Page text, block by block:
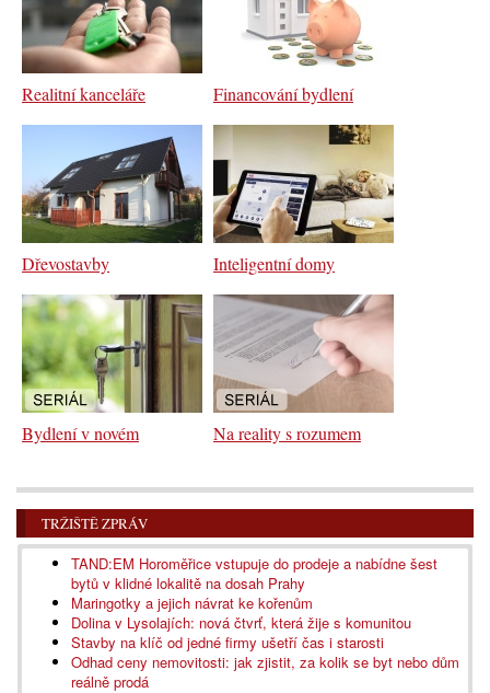
Realitní kanceláře Financování bydlení
Dřevostavby Inteligentní domy
Bydlení v novém Na reality s rozumem
TRŽIŠTĚ ZPRÁV
TAND:EM Horoměřice vstupuje do prodeje a nabídne šest
bytů v klidné lokalitě na dosah Prahy
Maringotky a jejich návrat ke kořenům
Dolina v Lysolajích: nová čtvrť, která žije s komunitou
Stavby na klíč od jedné firmy ušetří čas i starosti
Odhad ceny nemovitosti: jak zjistit, za kolik se byt nebo dům
reálně prodá